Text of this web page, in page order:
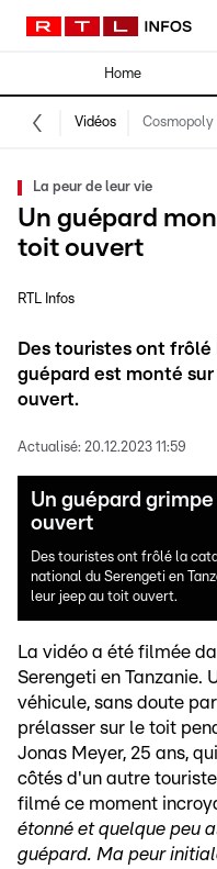
Home
Vidéos Cosmopoly
La peur de leur vie
Un guépard
toit ouvert
RTL Infos
Des touristes ont
guépard est monté
ouvert.
Actualisé: 20.12.2023 11:59
Un guépard
ouvert
Des touristes ont frôlé la
national du Serengeti en
leur jeep au toit ouvert.
La vidéo a été filmée
Serengeti en Tanzanie.
véhicule, sans doute
prélasser sur le toit
Jonas Meyer, 25 ans,
côtés d'un autre
filmé ce moment
étonné et quelque peu
guépard. Ma peur